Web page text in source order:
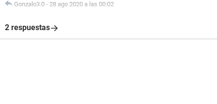
Gonzalo3.0 - 28 ago 2020 a las 00:02
2 respuestas